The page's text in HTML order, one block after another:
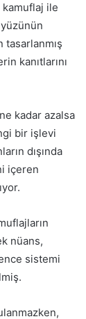
kamuflaj ile
kanıtlarını
kadar azalsa
bir işlevi
dışında
içeren
nüans,
sistemi